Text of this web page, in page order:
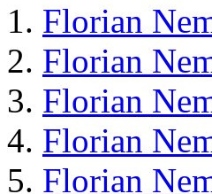
Florian
Florian
Florian
Florian
Florian